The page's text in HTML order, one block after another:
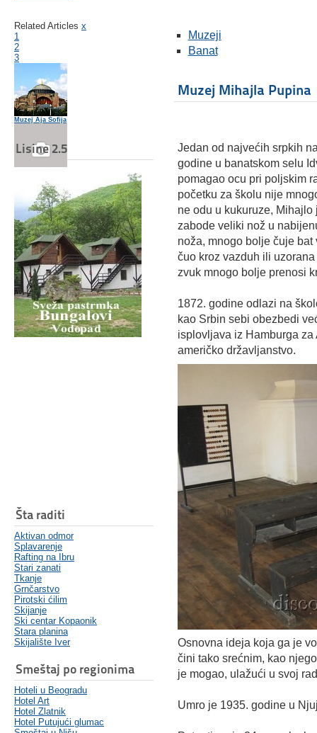
Related Articles x
1
2
3
Muzej Aja Sofija
Konak kneginje Ljubice
Čonopljansko jezero
Lisine 2.5
Šta raditi
Aktivan odmor
Splavarenje
Rafting na Ibru
Stari zanati
Tkanje
Grnčarstvo
Pirotski ćilim
Skijanje
Ski centar Kopaonik
Stara planina
Skijalište Iver
Smeštaj po regionima
Hoteli u Beogradu
Hotel Art
Hotel Zlatnik
Hotel Putujući glumac
Muzeji
Banat
Muzej Mihajla Pupina
Jedan od najvećih srpkih
godine u banatskom selu
pomagao ocu pri poljskim
početku za školu nije
ne odu u kukuruze,
zabode veliki nož u
noža, mnogo bolje čuje
čuo kroz vazduh ili
zvuk mnogo bolje prenosi
1872. godine odlazi na
kao Srbin sebi obezbedi
isplovljava iz Hamburga
američko državljanstvo.
Osnovna ideja koja ga je
čini tako srećnim, kao
je mogao, ulažući u svoj
Umro je 1935. godine u